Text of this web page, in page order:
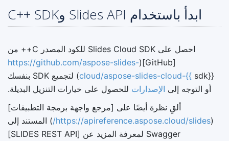
ابدأ باستخدام Slides API وC++ SDK
احصل على Slides Cloud SDK للكود المصدر C++ من
[GitHub](
https://github.com/aspose-slides-
cloud/aspose-slides-cloud-{{
sdk}}) لتجميع SDK بنفسك
أو التوجه إلى الإصدارات للحصول على خيارات التنزيل البديلة.
ألقِ نظرة أيضًا على [مرجع واجهة برمجة التطبيقات]
(
https://apireference.aspose.cloud/slides/ ) المستند إلى
Swagger لمعرفة المزيد عن [SLIDES REST API]